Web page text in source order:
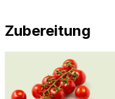
Zubereitung